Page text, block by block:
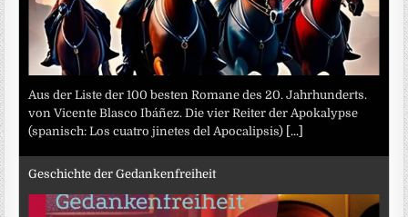
Aus der Liste der 100 besten Romane des 20. Jahrhunderts.
von Vicente Blasco Ibáñez. Die vier Reiter der Apokalypse
(spanisch: Los cuatro jinetes del Apocalipsis) [...]
Geschichte der Gedankenfreiheit